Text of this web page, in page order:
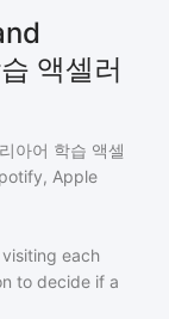
액셀러
아어 학습 액셀
Apple
each
to decide if a